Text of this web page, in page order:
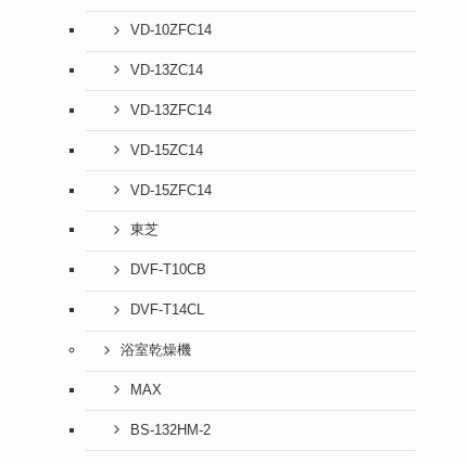
VD-10ZFC14
VD-13ZC14
VD-13ZFC14
VD-15ZC14
VD-15ZFC14
東芝
DVF-T10CB
DVF-T14CL
浴室乾燥機
MAX
BS-132HM-2